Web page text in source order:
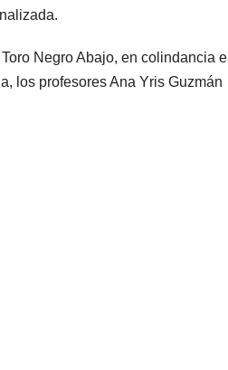
Negro Abajo, en colindancia
los profesores Ana Yris Guzmán